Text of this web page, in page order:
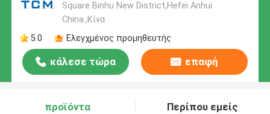
Square Binhu New District,Hefei Anhui
China.,Κίνα
5.0
Ελεγχμένος προμηθευτής
κάλεσε τώρα επαφή
προϊόντα Περίπου εμείς